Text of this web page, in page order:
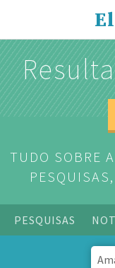
TUDO SOBRE
PESQUISAS